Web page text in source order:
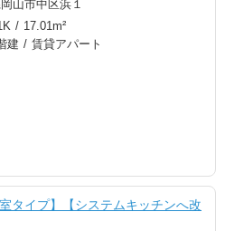
山市中区浜１
/ 17.01m²
建 / 賃貸アパート
タイプ】【システムキッチンへ改